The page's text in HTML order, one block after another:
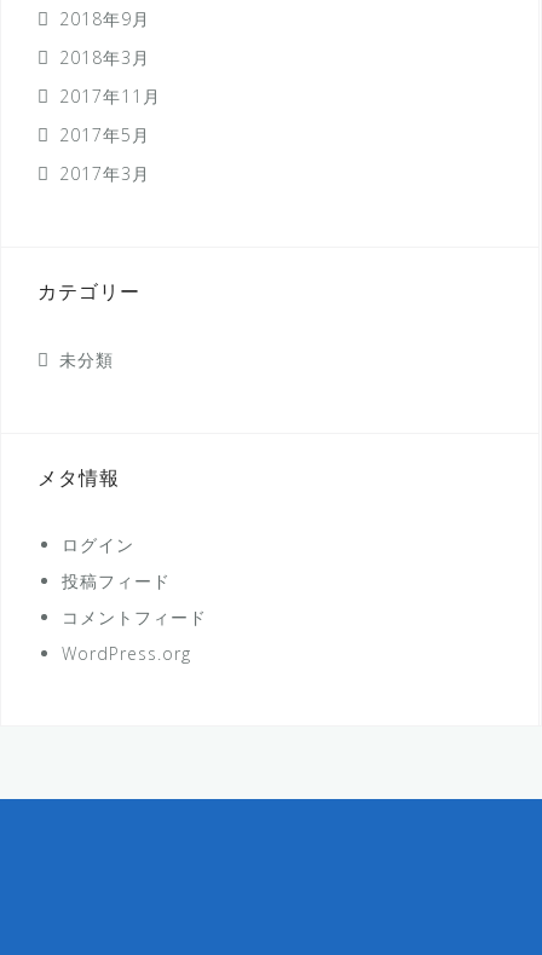
2018年9月
2018年3月
2017年11月
2017年5月
2017年3月
カテゴリー
未分類
メタ情報
ログイン
投稿フィード
コメントフィード
WordPress.org